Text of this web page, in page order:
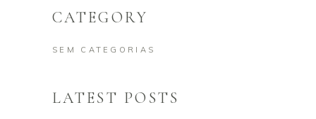
CATEGORY
SEM CATEGORIAS
LATEST POSTS